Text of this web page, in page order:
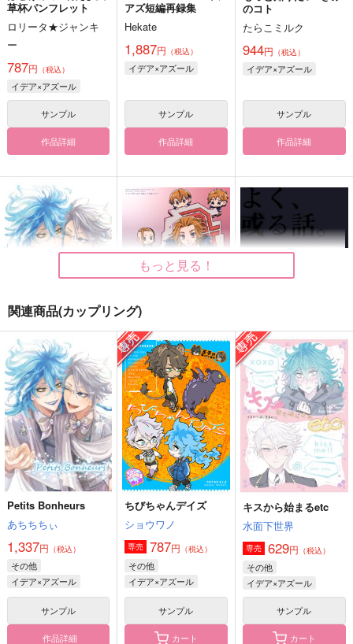
草杯パンフレット
ロリータ★ジャンキ
ー
787円 （税込）
イデア×アズール
サンプル
作品詳細
アズ短編再録集
Hekate
1,887円 （税込）
イデア×アズール
サンプル
作品詳細
のコト
たらこミルク
944円 （税込）
イデア×アズール
サンプル
作品詳細
Petits Bonheurs
あちちちぃ
1,337円（税込）
イデア×アズール
サンプル
作品詳細
リベパチ打つのに日和
ってる奴いる！？
toscana
1,022円（税込）
佐野万次郎
サンプル
作品詳細
よく、或る話。異る
話。
第一の瓶
787円（税込）
アズール×イデア
サンプル
作品詳細
もっと見る！
関連商品(カップリング)
Petits Bonheurs
あちちちぃ
1,337円 （税込）
その他
イデア×アズール
サンプル
作品詳細
ちびちゃんデイズ
ショウワノ
専売 787円 （税込）
その他
イデア×アズール
サンプル
カート
キスから始まるetc
水面下世界
専売 629円 （税込）
その他
イデア×アズール
サンプル
カート